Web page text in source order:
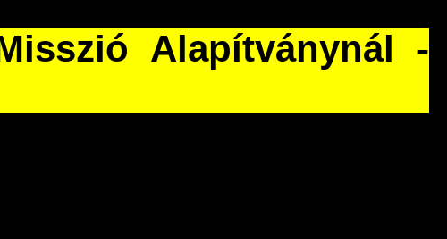
Alapítványnál -